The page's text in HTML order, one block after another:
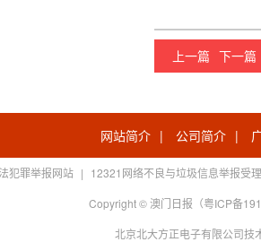
上一篇 下一篇
网站简介 | 公司简介 |
犯罪举报网站 | 12321网络不良与垃圾信息举报受
Copyright © 澳门日报（粤ICP备
北京北大方正电子有限公司技